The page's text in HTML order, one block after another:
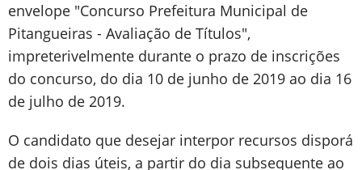
envelope "Concurso Prefeitura Municipal de
Pitangueiras - Avaliação de Títulos",
impreterivelmente durante o prazo de inscrições
do concurso, do dia 10 de junho de 2019 ao dia 16
de julho de 2019.
O candidato que desejar interpor recursos disporá
de dois dias úteis, a partir do dia subsequente ao